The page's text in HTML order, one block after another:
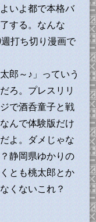
いよ都で本格バ
する。なんな
打ち切り漫画で
郎～♪」っていう
ろ。プレスリリ
で酒呑童子と戦
んで体験版だけ
よ。ダメじゃな
静岡県ゆかりの
とも桃太郎とか
くないこれ？